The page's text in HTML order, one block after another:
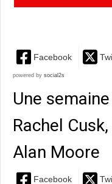
Facebook
powered by social2s
Une
Rachel
Alan Moore
Facebook